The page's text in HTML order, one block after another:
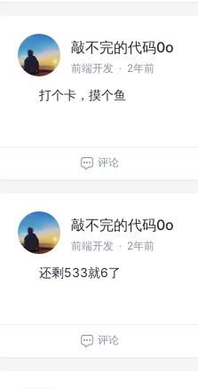
敲不完的代码0o
前端开发 · 2年前
打个卡，摸个鱼
评论
敲不完的代码0o
前端开发 · 2年前
还剩533就6了
评论